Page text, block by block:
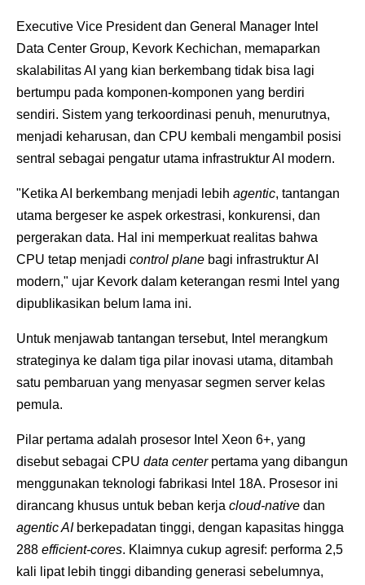
Executive Vice President dan General Manager Intel
Data Center Group, Kevork Kechichan, memaparkan
skalabilitas AI yang kian berkembang tidak bisa lagi
bertumpu pada komponen-komponen yang berdiri
sendiri. Sistem yang terkoordinasi penuh, menurutnya,
menjadi keharusan, dan CPU kembali mengambil posisi
sentral sebagai pengatur utama infrastruktur AI modern.
"Ketika AI berkembang menjadi lebih agentic, tantangan
utama bergeser ke aspek orkestrasi, konkurensi, dan
pergerakan data. Hal ini memperkuat realitas bahwa
CPU tetap menjadi control plane bagi infrastruktur AI
modern," ujar Kevork dalam keterangan resmi Intel yang
dipublikasikan belum lama ini.
Untuk menjawab tantangan tersebut, Intel merangkum
strateginya ke dalam tiga pilar inovasi utama, ditambah
satu pembaruan yang menyasar segmen server kelas
pemula.
Pilar pertama adalah prosesor Intel Xeon 6+, yang
disebut sebagai CPU data centerpertama yang dibangun
menggunakan teknologi fabrikasi Intel 18A. Prosesor ini
dirancang khusus untuk beban kerja cloud-native dan
agentic AIberkepadatan tinggi, dengan kapasitas hingga
288 efficient-cores. Klaimnya cukup agresif: performa 2,5
kali lipat lebih tinggi dibanding generasi sebelumnya,